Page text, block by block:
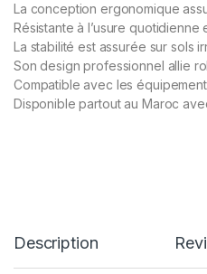
La conception ergonomique
Résistante à l’usure
La stabilité est assurée sur sols
Son design professionnel allie
Compatible avec les
Disponible partout au Maroc
Description